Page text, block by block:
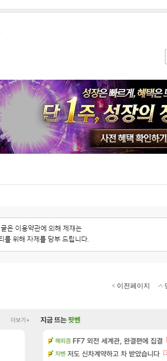
이전페이지
더보기+
로아 너넨 대난 함부로 가지 마라.. [45]
디아4 Ssf 정의를 내려 버린 디시인 [6]
지금 뜨는팟벤
해외겜 FF7 외전 세계관, 완결편에 집결
차벤 저도 신차계약하고 차 받았습니다